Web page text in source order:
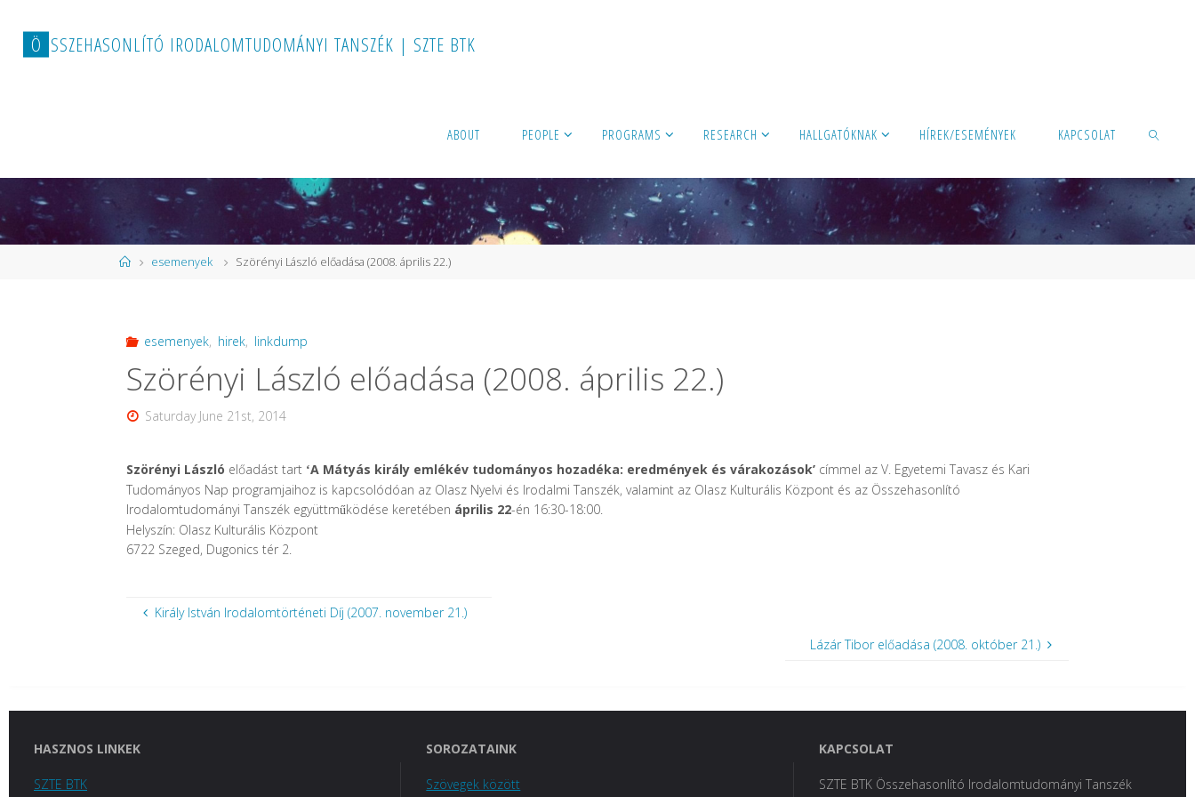
Ö SSZEHASONL ÍTÓ IRODAL OMTUDOMÁNYI TANSZÉK | SZTE BTK
ABOUT PEOPLE PROGRAMS RESEARCH HALLGATÓKNAK HÍREK/ESEMÉNYEK KAPCSOLAT
SEARCH
Homeesemenyek Szörényi László előadása (2008. április 22.)
esemenyek, hirek, linkdump
Szörényi László előadása (2008. április 22.)
Saturday June 21st, 2014
Szörényi László előadást tart ‘A Mátyás király emlékév tudományos hozadéka: eredmények és várakozások’ címmel az V. Egyetemi Tavasz és Kari
Tudományos Nap programjaihoz is kapcsolódóan az Olasz Nyelvi és Irodalmi Tanszék, valamint az Olasz Kulturális Központ és az Összehasonlító
Irodalomtudományi Tanszék együttműködése keretében április 22-én 16:30-18:00.
Helyszín: Olasz Kulturális Központ
6722 Szeged, Dugonics tér 2.
Király István Irodalomtörténeti Díj (2007. november 21.)
Lázár Tibor előadása (2008. október 21.)
HASZNOS LINKEK
SZTE BTK
SOROZATAINK
Szövegek között
KAPCSOLAT
SZTE BTK Összehasonlító Irodalomtudományi Tanszék